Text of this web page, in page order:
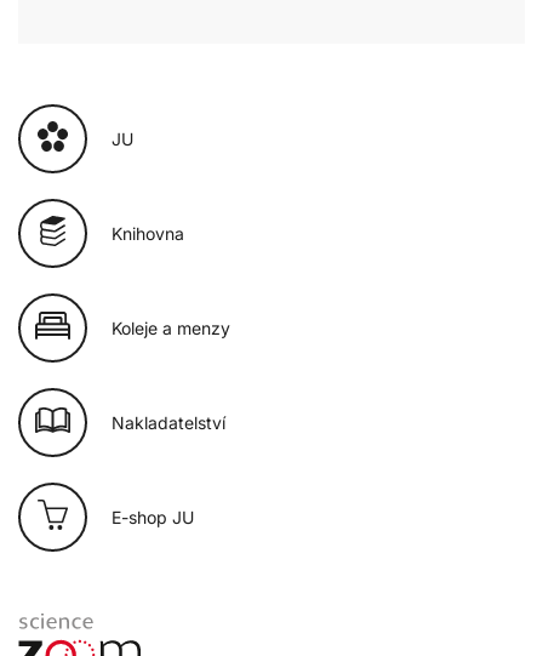
JU
Knihovna
Koleje a menzy
Nakladatelství
E-shop JU